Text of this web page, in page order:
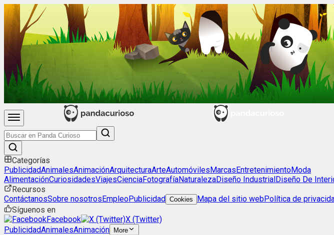
Categorías
PublicidadAnimalesAnimaciónArquitecturaArteAutomóvilesMarcasEntretenimientoModa
AlimentaciónCuriosidadesViajesCienciaFotografíaNaturalezaDiseño IndustrialDiseño De
Recursos
ContáctanosSobre nosotrosEmpleoPublicidad Cookies Mapa del sitio webPolítica de
Síguenos en
Facebook
X (Twitter)
PublicidadAnimalesAnimación More